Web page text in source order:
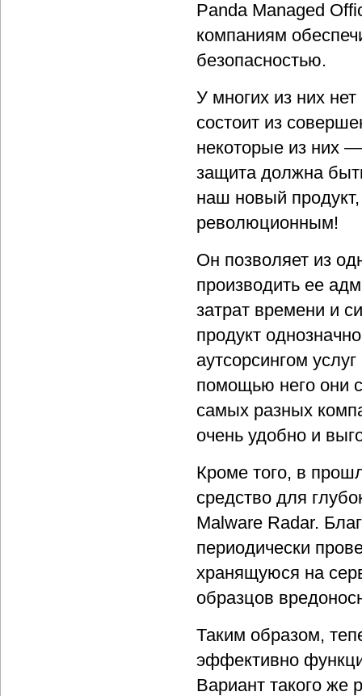
Panda Managed
компаниям
безопасностью.
У многих из них
состоит из
некоторые из них
защита должна
наш новый
революционным!
Он позволяет из
производить ее
затрат времени и
продукт
аутсорсингом
помощью него они
самых разных
очень удобно и
Кроме того, в
средство для
Malware Radar.
периодически
хранящуюся на
образцов
Таким образом,
эффективно
Вариант такого же